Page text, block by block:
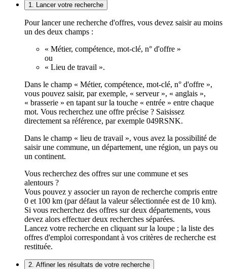
1. Lancer votre recherche
Pour lancer une recherche d'offres, vous devez saisir au moins
un des deux champs :
« Métier, compétence, mot-clé, n° d'offre »
ou
« Lieu de travail ».
Dans le champ « Métier, compétence, mot-clé, n° d'offre »,
vous pouvez saisir, par exemple, « serveur », « anglais »,
« brasserie » en tapant sur la touche « entrée » entre chaque
mot. Vous recherchez une offre précise ? Saisissez
directement sa référence, par exemple 049RSNK.
Dans le champ « lieu de travail », vous avez la possibilité de
saisir une commune, un département, une région, un pays ou
un continent.
Vous recherchez des offres sur une commune et ses
alentours ?
Vous pouvez y associer un rayon de recherche compris entre
0 et 100 km (par défaut la valeur sélectionnée est de 10 km).
Si vous recherchez des offres sur deux départements, vous
devez alors effectuer deux recherches séparées.
Lancez votre recherche en cliquant sur la loupe ; la liste des
offres d'emploi correspondant à vos critères de recherche est
restituée.
2. Affiner les résultats de votre recherche